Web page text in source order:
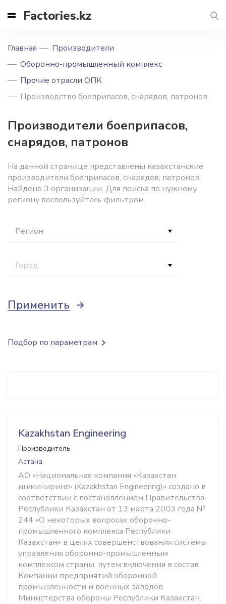
Factories.kz
Главная
Производители
Оборонно-промышленный комплекс
Прочие отрасли ОПК
Производство боеприпасов, снарядов, патронов
Производители боеприпасов,
снарядов, патронов
На данной странице представлены казахстанские
производители боеприпасов, снарядов, патронов.
Найдено 3 организации. Для поиска по нужному
региону воспользуйтесь фильтром.
Регион
Город
Применить
Kazakhstan Engineering
Производитель
Астана
АО «Национальная компания «Казахстан
инжиниринг» (Kazakhstan Engineering)» создано в
соответствии с постановлением Правительства
Республики Казахстан от 13 марта 2003 года №
244 «О некоторых вопросах оборонно-
промышленного комплекса Республики
Казахстан» в целях совершенствования системы
управления оборонно-промышленным
комплексом страны, путем включения в состав
Компании предприятий оборонной
промышленности и военных заводов
Министерства обороны Республики Казахстан.
Подбор по параметрам